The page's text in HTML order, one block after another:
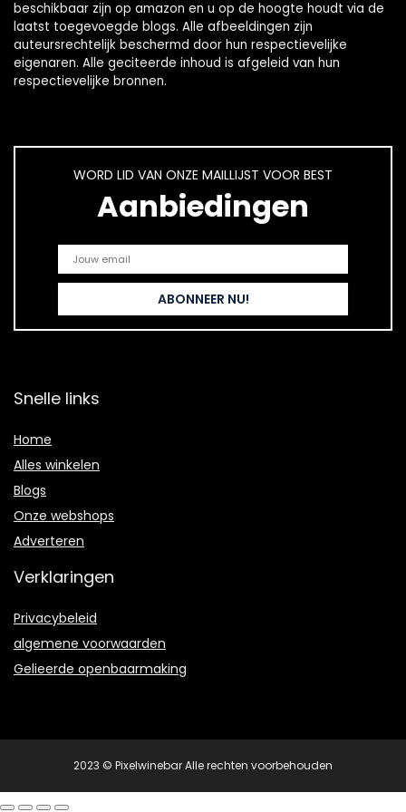
beschikbaar zijn op amazon en u op de hoogte houdt via de
laatst toegevoegde blogs. Alle afbeeldingen zijn
auteursrechtelijk beschermd door hun respectievelijke
eigenaren. Alle geciteerde inhoud is afgeleid van hun
respectievelijke bronnen.
WORD LID VAN ONZE MAILLIJST VOOR BEST
Aanbiedingen
Snelle links
Home
Alles winkelen
Blogs
Onze webshops
Adverteren
Verklaringen
Privacybeleid
algemene voorwaarden
Gelieerde openbaarmaking
2023 © Pixelwinebar Alle rechten voorbehouden